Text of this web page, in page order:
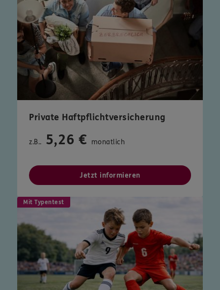
Private Haftpflichtversicherung
z.B.. 5,26 € monatlich
Jetzt informieren
Mit Typentest